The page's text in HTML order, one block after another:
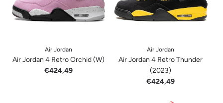
Air Jordan
Air Jordan 4 Retro Orchid (W)
€424,49
Air Jordan
Air Jordan 4 Retro Thunder
(2023)
€424,49